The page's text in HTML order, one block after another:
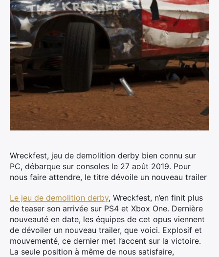
Wreckfest, jeu de demolition derby bien connu sur
PC, débarque sur consoles le 27 août 2019. Pour
nous faire attendre, le titre dévoile un nouveau trailer
Le jeu de demolition derby, Wreckfest, n’en finit plus
de teaser son arrivée sur PS4 et Xbox One. Dernière
nouveauté en date, les équipes de cet opus viennent
de dévoiler un nouveau trailer, que voici. Explosif et
mouvementé, ce dernier met l’accent sur la victoire.
La seule position à même de nous satisfaire,